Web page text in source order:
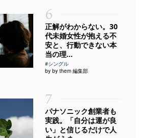
6
正解がわからない。30
代未婚女性が抱える不
安と、行動できない本
当の理...
#シングル
by by them 編集部
7
パナソニック創業者も
実践。「自分は運が良
い」と信じるだけで人